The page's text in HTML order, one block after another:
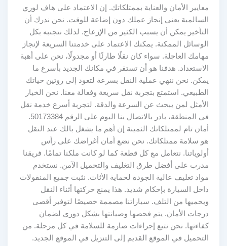
معايير الأمان والعناية بممتلكاتك. إن الاعتماد على هاف لوري
السالمية يعني إنجاز عملك دون إضاعة للوقت. نحن ندرك أن
التأخير يمكن أن يسبب الكثير من الإزعاج. لذلك نتجنبه بكل
الوسائل الممكنة. يمكنك الاعتماد على خدمتنا السريعة لإنجاز
مهامك العاجلة. سواء كان نقلًا طارئًا أو مجدولًا، نحن على أهبة
الاستعداد. هدفنا هو أن تستقر في مكانك الجديد بأسرع ما
يمكن. نحن ننهي عملية النقل بسرعة لتعود إلى روتين حياتك
الطبيعي. استمتع بتجربة نقل سريعة وفعالة معنا. نحن الخيار
الأمثل لمن يبحث عن السرعة والدقة. لتجربة أسرع خدمة نقل
في المنطقة، بادر بالاتصال بنا اليوم على الرقم 50173384.
أمان تام لممتلكاتك الثمينة إن أهم ما يشغل بالك عند النقل
هو سلامة ممتلكاتك. نحن نضع أمان أغراضك على رأس
أولوياتنا. نتعامل مع كل قطعة كما لو كانت ملكنا تمامًا. فريقنا
مدرب على أفضل طرق التغليف والتحميل الآمن. نستخدم
مواد تغليف عالية الجودة لحماية الأثاث. نثبت جميع المنقولات
داخل السيارة بإحكام شديد. هذا يمنع حركتها أثناء النقل
ويحميها من التلف. سياراتنا مصممة خصيصًا لتوفير أقصى
درجات الأمان. يتم فحصها وصيانتها بشكل دوري لضمان
كفاءتها. نحن نتبع إجراءات صارمة للسلامة في كل مرحلة. من
التحميل في الموقع القديم إلى التنزيل في الموقع الجديد.